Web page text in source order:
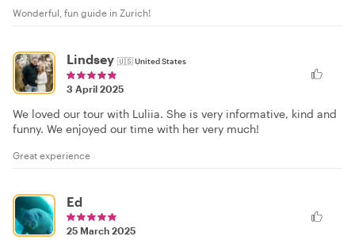
Wonderful, fun guide in Zurich!
Lindsey 🇺🇸United States
3 April 2025
We loved our tour with Luliia. She is very informative, kind and
funny. We enjoyed our time with her very much!
Great experience
Ed
25 March 2025